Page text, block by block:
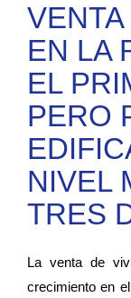
EN LA
EL
PERO
NIVEL
TRES
La venta de
crecimiento en